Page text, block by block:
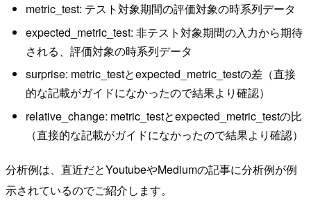
metric_test: テスト対象期間の評価対象の時系列データ
expected_metric_test: 非テスト対象期間の入力から期待
される、評価対象の時系列データ
surprise: metric_testとexpected_metric_testの差（直接
的な記載がガイドになかったので結果より確認）
relative_change: metric_testとexpected_metric_testの比
（直接的な記載がガイドになかったので結果より確認）
分析例は、直近だとYoutubeやMediumの記事に分析例が例
示されているのでご紹介します。